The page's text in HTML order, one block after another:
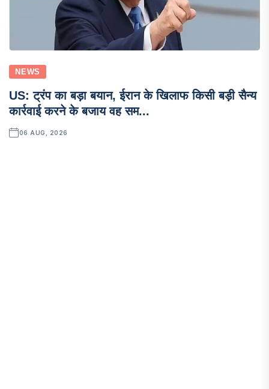
NEWS
US: ट्रंप का बड़ा बयान, ईरान के खिलाफ किसी बड़ी सैन्य
कार्रवाई करने के बजाय वह सम...
06 AUG, 2026